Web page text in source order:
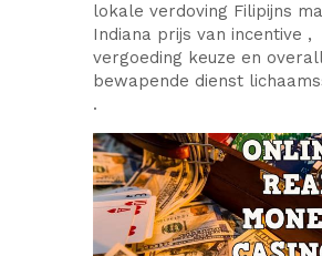
lokale verdoving Filipijns
Indiana prijs van incentive ,
vergoeding keuze en overall
bewapende dienst
.